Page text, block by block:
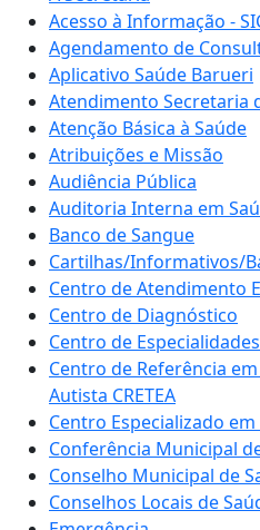
Acesso à Informação -
Agendamento de
Aplicativo Saúde Barueri
Atendimento Secretaria
Atenção Básica à Saúde
Atribuições e Missão
Audiência Pública
Auditoria Interna em
Banco de Sangue
Cartilhas/Informativos/
Centro de Atendimento
Centro de Diagnóstico
Centro de
Centro de Referência
Autista CRETEA
Centro Especializado em
Conferência Municipal
Conselho Municipal de
Conselhos Locais de